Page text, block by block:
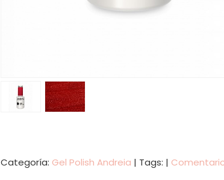
Categoría: Gel Polish Andreia | Tags: |